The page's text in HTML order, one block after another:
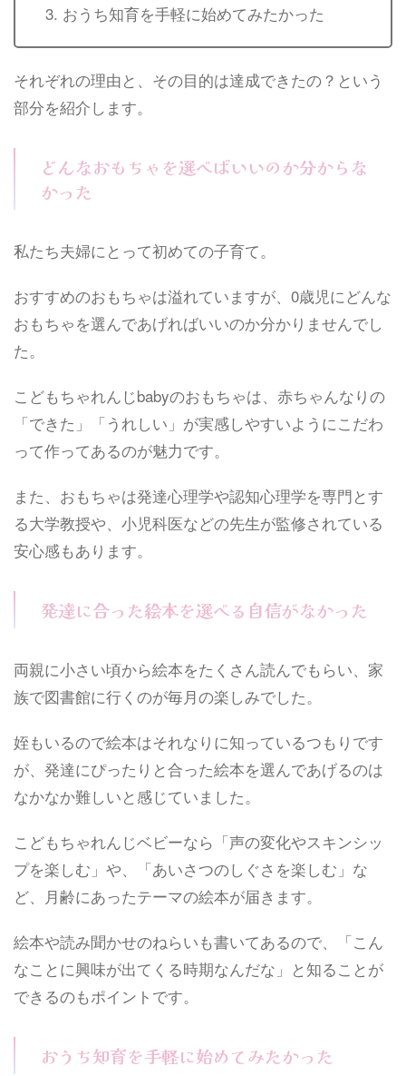
おうち知育を手軽に始めてみたかった
それぞれの理由と、その目的は達成できたの？という
部分を紹介します。
どんなおもちゃを選べばいいのか分からな
かった
私たち夫婦にとって初めての子育て。
おすすめのおもちゃは溢れていますが、0歳児にどんな
おもちゃを選んであげればいいのか分かりませんでし
た。
こどもちゃれんじbabyのおもちゃは、赤ちゃんなりの
「できた」「うれしい」が実感しやすいようにこだわ
って作ってあるのが魅力です。
また、おもちゃは発達心理学や認知心理学を専門とす
る大学教授や、小児科医などの先生が監修されている
安心感もあります。
発達に合った絵本を選べる自信がなかった
両親に小さい頃から絵本をたくさん読んでもらい、家
族で図書館に行くのが毎月の楽しみでした。
姪もいるので絵本はそれなりに知っているつもりです
が、発達にぴったりと合った絵本を選んであげるのは
なかなか難しいと感じていました。
こどもちゃれんじベビーなら「声の変化やスキンシッ
プを楽しむ」や、「あいさつのしぐさを楽しむ」な
ど、月齢にあったテーマの絵本が届きます。
絵本や読み聞かせのねらいも書いてあるので、「こん
なことに興味が出てくる時期なんだな」と知ることが
できるのもポイントです。
おうち知育を手軽に始めてみたかった